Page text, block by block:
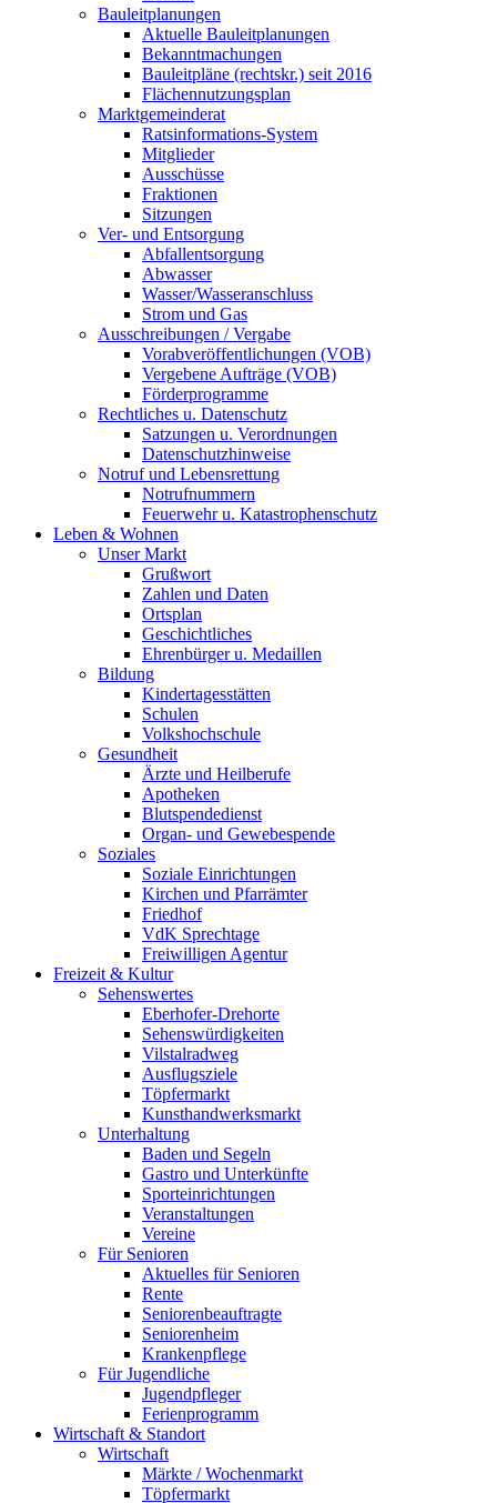
Bauleitplanungen
Aktuelle Bauleitplanungen
Bekanntmachungen
Bauleitpläne (rechtskr.) seit 2016
Flächennutzungsplan
Marktgemeinderat
Ratsinformations-System
Mitglieder
Ausschüsse
Fraktionen
Sitzungen
Ver- und Entsorgung
Abfallentsorgung
Abwasser
Wasser/Wasseranschluss
Strom und Gas
Ausschreibungen / Vergabe
Vorabveröffentlichungen (VOB)
Vergebene Aufträge (VOB)
Förderprogramme
Rechtliches u. Datenschutz
Satzungen u. Verordnungen
Datenschutzhinweise
Notruf und Lebensrettung
Notrufnummern
Feuerwehr u. Katastrophenschutz
Leben & Wohnen
Unser Markt
Grußwort
Zahlen und Daten
Ortsplan
Geschichtliches
Ehrenbürger u. Medaillen
Bildung
Kindertagesstätten
Schulen
Volkshochschule
Gesundheit
Ärzte und Heilberufe
Apotheken
Blutspendedienst
Organ- und Gewebespende
Soziales
Soziale Einrichtungen
Kirchen und Pfarrämter
Friedhof
VdK Sprechtage
Freiwilligen Agentur
Freizeit & Kultur
Sehenswertes
Eberhofer-Drehorte
Sehenswürdigkeiten
Vilstalradweg
Ausflugsziele
Töpfermarkt
Kunsthandwerksmarkt
Unterhaltung
Baden und Segeln
Gastro und Unterkünfte
Sporteinrichtungen
Veranstaltungen
Vereine
Für Senioren
Aktuelles für Senioren
Rente
Seniorenbeauftragte
Seniorenheim
Krankenpflege
Für Jugendliche
Jugendpfleger
Ferienprogramm
Wirtschaft & Standort
Wirtschaft
Märkte / Wochenmarkt
Töpfermarkt